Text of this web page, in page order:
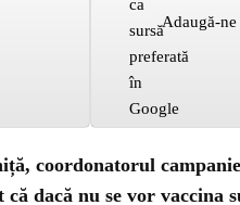
Adaugă-ne
coordonatorul
dacă nu se vor vaccina